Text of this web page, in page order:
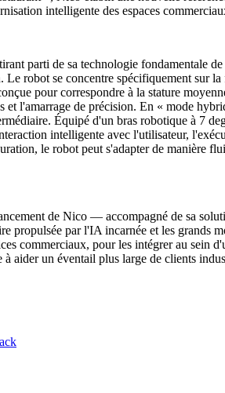
intelligente des espaces
parti de sa technologie fondamentale
robot se concentre spécifiquement sur
pour correspondre à la stature
l'amarrage de précision. En « mode
Équipé d'un bras robotique à 7
intelligente avec l'utilisateur,
le robot peut s'adapter de manière
de Nico — accompagné de sa
propulsée par l'IA incarnée et les grands
commerciaux, pour les intégrer au
aider un éventail plus large de clients